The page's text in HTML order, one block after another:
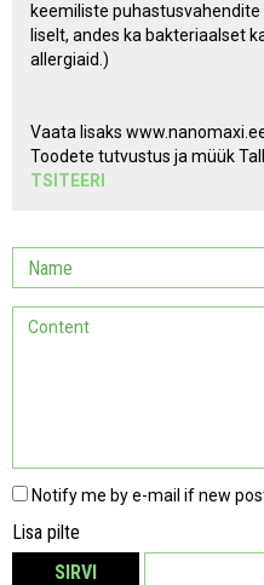
keemiliste
liselt, andes ka bakteriaalset
allergiaid.)
Vaata lisaks
Toodete tutvustus ja müük
TSITEERI
Notify me by e-mail if new
Lisa pilte
SIRVI